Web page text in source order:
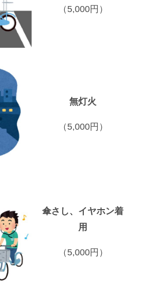
（5,000円）
無灯火
（5,000円）
傘さし、イヤホン着
用
（5,000円）